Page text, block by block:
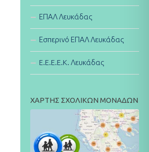
ΕΠΑΛ Λευκάδας
Εσπερινό ΕΠΑΛ Λευκάδας
E.E.E.E.K. Λευκάδας
ΧΑΡΤΗΣ ΣΧΟΛΙΚΩΝ ΜΟΝΑΔΩΝ